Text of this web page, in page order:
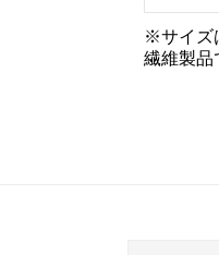
※サイズ
繊維製品